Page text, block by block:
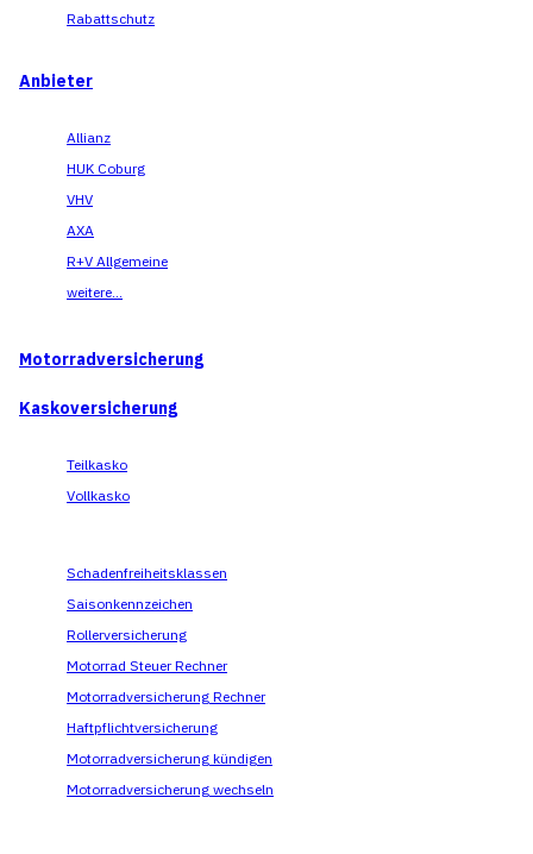
Rabattschutz
Anbieter
Allianz
HUK Coburg
VHV
AXA
R+V Allgemeine
weitere...
Motorradversicherung
Kaskoversicherung
Teilkasko
Vollkasko
Schadenfreiheitsklassen
Saisonkennzeichen
Rollerversicherung
Motorrad Steuer Rechner
Motorradversicherung Rechner
Haftpflichtversicherung
Motorradversicherung kündigen
Motorradversicherung wechseln